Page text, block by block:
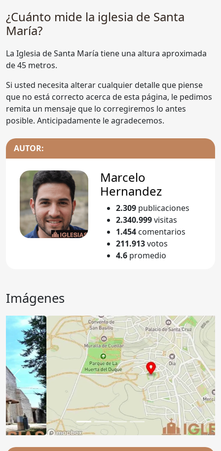
¿Cuánto mide la iglesia de Santa
María?
La Iglesia de Santa María tiene una altura aproximada
de 45 metros.
Si usted necesita alterar cualquier detalle que piense
que no está correcto acerca de esta página, le pedimos
remita un mensaje que lo corregiremos lo antes
posible. Anticipadamente le agradecemos.
AUTOR:
Marcelo
Hernandez
2.309 publicaciones
2.340.999visitas
1.454 comentarios
211.913votos
4.6 promedio
Imágenes
Anterior